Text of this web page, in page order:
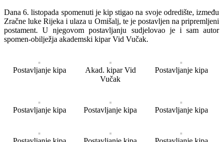
Dana 6. listopada spomenuti je kip stigao na svoje odredište, između
Zračne luke Rijeka i ulaza u Omišalj, te je postavljen na pripremljeni
postament. U njegovom postavljanju sudjelovao je i sam autor
spomen-obilježja akademski kipar Vid Vučak.
Postavljanje kipa
Akad. kipar Vid
Vučak
Postavljanje kipa
Postavljanje kipa Postavljanje kipa Postavljanje kipa